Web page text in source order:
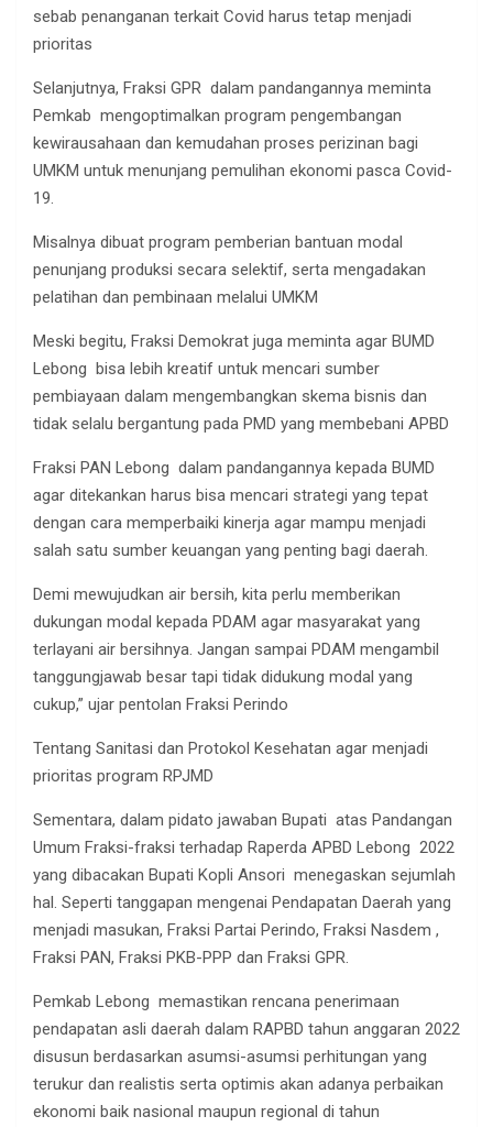
sebab penanganan terkait Covid harus tetap menjadi
prioritas
Selanjutnya, Fraksi GPR dalam pandangannya meminta
Pemkab mengoptimalkan program pengembangan
kewirausahaan dan kemudahan proses perizinan bagi
UMKM untuk menunjang pemulihan ekonomi pasca Covid-
19.
Misalnya dibuat program pemberian bantuan modal
penunjang produksi secara selektif, serta mengadakan
pelatihan dan pembinaan melalui UMKM
Meski begitu, Fraksi Demokrat juga meminta agar BUMD
Lebong bisa lebih kreatif untuk mencari sumber
pembiayaan dalam mengembangkan skema bisnis dan
tidak selalu bergantung pada PMD yang membebani APBD
Fraksi PAN Lebong dalam pandangannya kepada BUMD
agar ditekankan harus bisa mencari strategi yang tepat
dengan cara memperbaiki kinerja agar mampu menjadi
salah satu sumber keuangan yang penting bagi daerah.
Demi mewujudkan air bersih, kita perlu memberikan
dukungan modal kepada PDAM agar masyarakat yang
terlayani air bersihnya. Jangan sampai PDAM mengambil
tanggungjawab besar tapi tidak didukung modal yang
cukup,” ujar pentolan Fraksi Perindo
Tentang Sanitasi dan Protokol Kesehatan agar menjadi
prioritas program RPJMD
Sementara, dalam pidato jawaban Bupati atas Pandangan
Umum Fraksi-fraksi terhadap Raperda APBD Lebong 2022
yang dibacakan Bupati Kopli Ansori menegaskan sejumlah
hal. Seperti tanggapan mengenai Pendapatan Daerah yang
menjadi masukan, Fraksi Partai Perindo, Fraksi Nasdem ,
Fraksi PAN, Fraksi PKB-PPP dan Fraksi GPR.
Pemkab Lebong memastikan rencana penerimaan
pendapatan asli daerah dalam RAPBD tahun anggaran 2022
disusun berdasarkan asumsi-asumsi perhitungan yang
terukur dan realistis serta optimis akan adanya perbaikan
ekonomi baik nasional maupun regional di tahun